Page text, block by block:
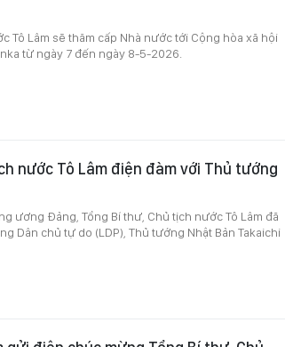
Tô Lâm sẽ thăm cấp Nhà nước tới Cộng hòa xã hội
từ ngày 7 đến ngày 8-5-2026.
nước Tô Lâm điện đàm với Thủ tướng
ương Đảng, Tổng Bí thư, Chủ tịch nước Tô Lâm đã
Dân chủ tự do (LDP), Thủ tướng Nhật Bản Takaichi